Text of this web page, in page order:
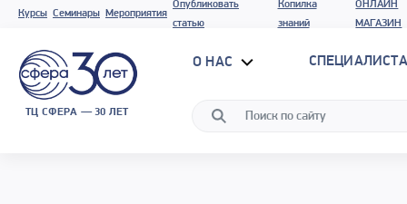
Курсы Семинары Мероприятия
Опубликовать
статью
Копилка
знаний
ОНЛАЙН
МАГАЗИН
ТЦ СФЕРА — 30 ЛЕТ
О НАС